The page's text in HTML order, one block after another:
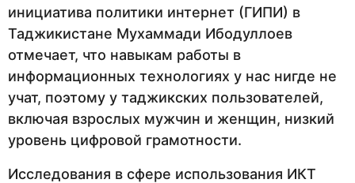
инициатива политики интернет (ГИПИ) в
Таджикистане Мухаммади Ибодуллоев
отмечает, что навыкам работы в
информационных технологиях у нас нигде не
учат, поэтому у таджикских пользователей,
включая взрослых мужчин и женщин, низкий
уровень цифровой грамотности.
Исследования в сфере использования ИКТ